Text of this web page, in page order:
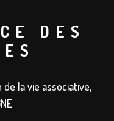
DES
de la vie associative,